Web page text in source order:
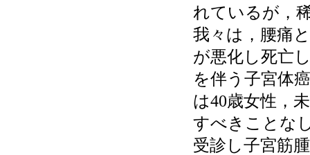
れているが，
我々は，腰痛
が悪化し死亡
を伴う子宮体
は40歳女性，
すべきことな
受診し子宮筋